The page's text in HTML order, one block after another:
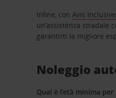
Infine, conAvis Inclusive
un’assistenza stradale
garantirti la migliore
Noleggio
Qual è l’età minima